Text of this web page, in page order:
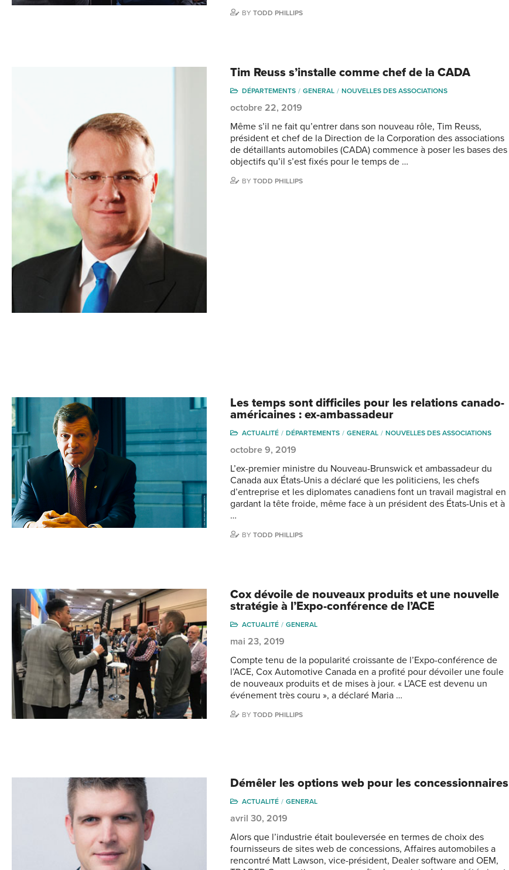
BYTODD PHILLIPS
Tim Reuss s’installe comme chef de la CADA
DÉPARTEMENTS GENERAL NOUVELLES DES ASSOCIATIONS
octobre 22, 2019
Même s’il ne fait qu’entrer dans son nouveau rôle, Tim Reuss,
président et chef de la Direction de la Corporation des associations
de détaillants automobiles (CADA) commence à poser les bases des
objectifs qu’il s’est fixés pour le temps de …
BYTODD PHILLIPS
Les temps sont difficiles pour les relations canado-
américaines : ex-ambassadeur
ACTUALITÉ DÉPARTEMENTS GENERAL NOUVELLES DES ASSOCIATIONS
octobre 9, 2019
L’ex-premier ministre du Nouveau-Brunswick et ambassadeur du
Canada aux États-Unis a déclaré que les politiciens, les chefs
d’entreprise et les diplomates canadiens font un travail magistral en
gardant la tête froide, même face à un président des États-Unis et à
…
BYTODD PHILLIPS
Cox dévoile de nouveaux produits et une nouvelle
stratégie à l’Expo-conférence de l’ACE
ACTUALITÉ GENERAL
mai 23, 2019
Compte tenu de la popularité croissante de l’Expo-conférence de
l’ACE, Cox Automotive Canada en a profité pour dévoiler une foule
de nouveaux produits et de mises à jour. « L’ACE est devenu un
événement très couru », a déclaré Maria …
BYTODD PHILLIPS
Démêler les options web pour les concessionnaires
ACTUALITÉ GENERAL
avril 30, 2019
Alors que l’industrie était bouleversée en termes de choix des
fournisseurs de sites web de concessions, Affaires automobiles a
rencontré Matt Lawson, vice-président, Dealer software and OEM,